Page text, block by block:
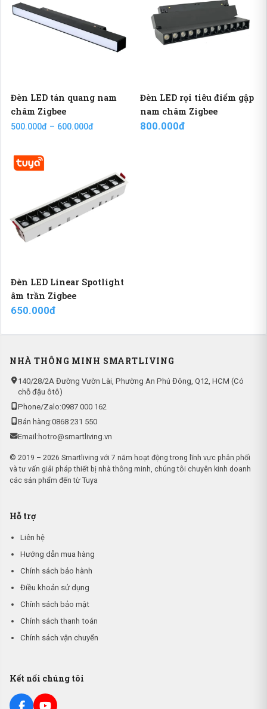
Đèn LED tán quang nam
châm Zigbee
500.000đ – 600.000đ
Đèn LED rọi tiêu điểm gập
nam châm Zigbee
800.000đ
Đèn LED Linear Spotlight
âm trần Zigbee
650.000đ
NHÀ THÔNG MINH SMARTLIVING
140/28/2A Đường Vườn Lài, Phường An Phú Đông, Q12, HCM (Có
chỗ đậu ôtô)
Phone/Zalo:0987 000 162
Bán hàng:0868 231 550
Email: hotro@smartliving.vn
© 2019 – 2026 Smartliving với 7 năm hoạt động trong lĩnh vực phân phối
và tư vấn giải pháp thiết bị nhà thông minh, chúng tôi chuyên kinh doanh
các sản phẩm đến từ Tuya
Hỗ trợ
Liên hệ
Hướng dẫn mua hàng
Chính sách bảo hành
Điều khoản sử dụng
Chính sách bảo mật
Chính sách thanh toán
Chính sách vận chuyển
Kết nối chúng tôi